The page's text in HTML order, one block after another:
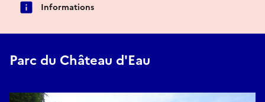
Informations
Parc du Château d'Eau